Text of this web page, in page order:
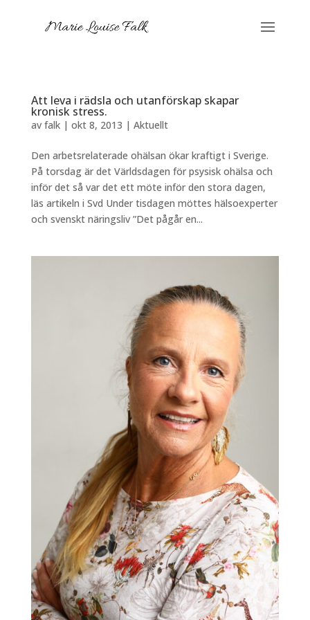
Att leva i rädsla och utanförskap skapar
kronisk stress.
av falk| okt 8, 2013 | Aktuellt
Den arbetsrelaterade ohälsan ökar kraftigt i Sverige.
På torsdag är det Världsdagen för psysisk ohälsa och
inför det så var det ett möte inför den stora dagen,
läs artikeln i Svd Under tisdagen möttes hälsoexperter
och svenskt näringsliv ”Det pågår en...